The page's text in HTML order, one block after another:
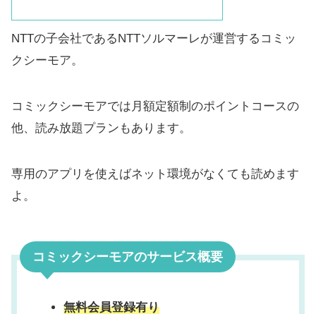
NTTの子会社であるNTTソルマーレが運営するコミッ
クシーモア。
コミックシーモアでは月額定額制のポイントコースの
他、読み放題プランもあります。
専用のアプリを使えばネット環境がなくても読めます
よ。
コミックシーモアのサービス概要
無料会員登録有り